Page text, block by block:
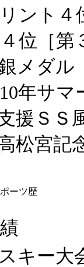
ント
位［第
銀メダ
年サマ
援ＳＳ
松宮記
ーツ歴
キー